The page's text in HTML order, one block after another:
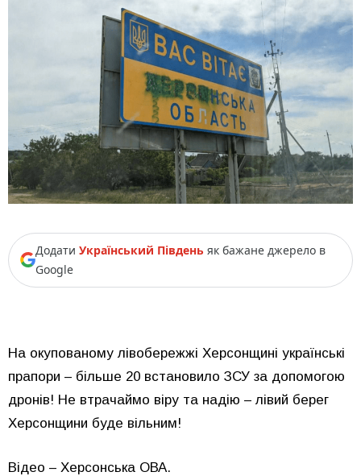
Додати Український Південь як бажане джерело в
Google
На окупованому лівобережжі Херсонщині українські
прапори – більше 20 встановило ЗСУ за допомогою
дронів! Не втрачаймо віру та надію – лівий берег
Херсонщини буде вільним!
Відео – Херсонська ОВА.